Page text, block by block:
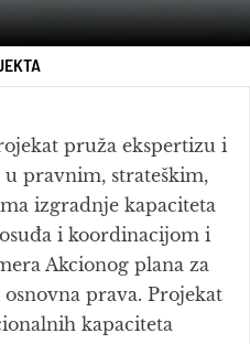
pruža ekspertizu i
pravnim, strateškim,
izgradnje kapaciteta
i koordinacijom i
Akcionog plana za
prava. Projekat
kapaciteta